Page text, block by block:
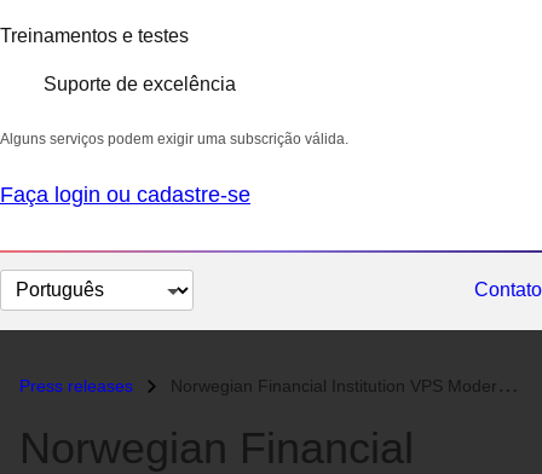
Treinamentos e testes
Suporte de excelência
Alguns serviços podem exigir uma subscrição válida.
Faça login ou cadastre-se
Selecionar
idioma
Contato
Press releases Norwegian Financial Institution VPS Modernizes IT with OpenShift Enter...
Norwegian Financial